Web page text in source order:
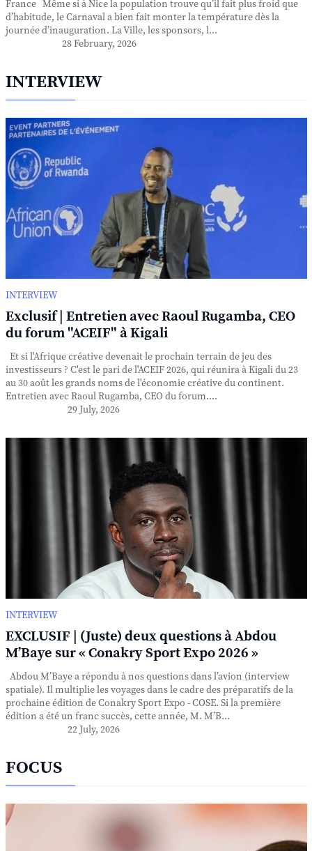
France Même si à Nice la population trouve qu’il fait plus froid que
d’habitude, le Carnaval a bien fait monter la température dès la
journée d’inauguration. La Ville, les sponsors, l...
28 February, 2026
INTERVIEW
INTERVIEW
Exclusif | Entretien avec Raoul Rugamba, CEO
du forum "ACEIF" à Kigali
Et si l'Afrique créative devenait le prochain terrain de jeu des
investisseurs ? C'est le pari de l'ACEIF 2026, qui réunira à Kigali du 23
au 30 août les grands noms de l'économie créative du continent.
Entretien avec Raoul Rugamba, CEO du forum....
29 July, 2026
INTERVIEW
EXCLUSIF | (Juste) deux questions à Abdou
M’Baye sur « Conakry Sport Expo 2026 »
Abdou M’Baye a répondu à nos questions dans l’avion (interview
spatiale). Il multiplie les voyages dans le cadre des préparatifs de la
prochaine édition de Conakry Sport Expo - COSE. Si la première
édition a été un franc succès, cette année, M. M’B...
22 July, 2026
FOCUS